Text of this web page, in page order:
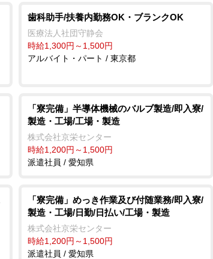
歯科助手/扶養内勤務OK・ブランクOK
医療法人社団守静会
時給1,300円～1,500円
アルバイト・パート / 東京都
「寮完備」半導体機械のバルブ製造/即入寮/
製造・工場/工場・製造
株式会社京栄センター
時給1,200円～1,500円
派遣社員 / 愛知県
「寮完備」めっき作業及び付随業務/即入寮/
製造・工場/日勤/日払い/工場・製造
株式会社京栄センター
時給1,200円～1,500円
派遣社員 / 愛知県